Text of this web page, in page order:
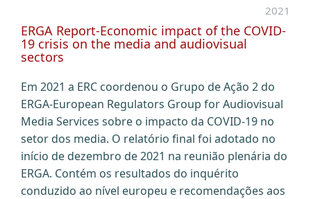
2021
ERGA Report-Economic impact of the COVID-
19 crisis on the media and audiovisual
sectors
Em 2021 a ERC coordenou o Grupo de Ação 2 do
ERGA-European Regulators Group for Audiovisual
Media Services sobre o impacto da COVID-19 no
setor dos media. O relatório final foi adotado no
início de dezembro de 2021 na reunião plenária do
ERGA. Contém os resultados do inquérito
conduzido ao nível europeu e recomendações aos